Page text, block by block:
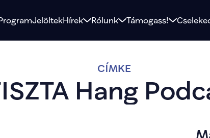
JelöltekHírek Rólunk Támogass!
CÍMKE
Hang